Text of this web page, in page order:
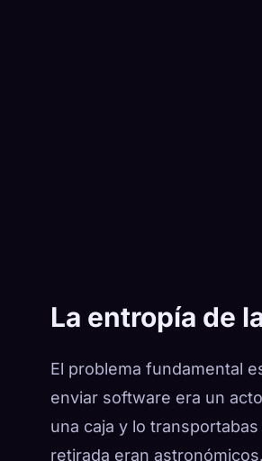
La entropía de
El problema fundamental
enviar software era un
una caja y lo
retirada eran